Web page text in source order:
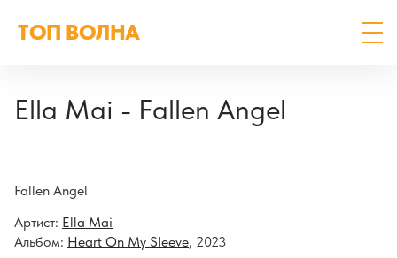
ТОП ВОЛНА
Ella Mai - Fallen Angel
Fallen Angel
Артист: Ella Mai
Альбом: Heart On My Sleeve, 2023